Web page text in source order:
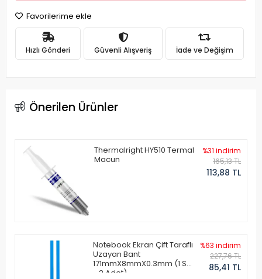
Favorilerime ekle
Hızlı Gönderi Güvenli Alışveriş İade ve Değişim
Önerilen Ürünler
Thermalright HY510 Termal
Macun
%31 indirim
165,13 TL
113,88 TL
Notebook Ekran Çift Taraflı
Uzayan Bant
171mmX8mmX0.3mm (1 Set
- 2 Adet)
%63 indirim
227,76 TL
85,41 TL